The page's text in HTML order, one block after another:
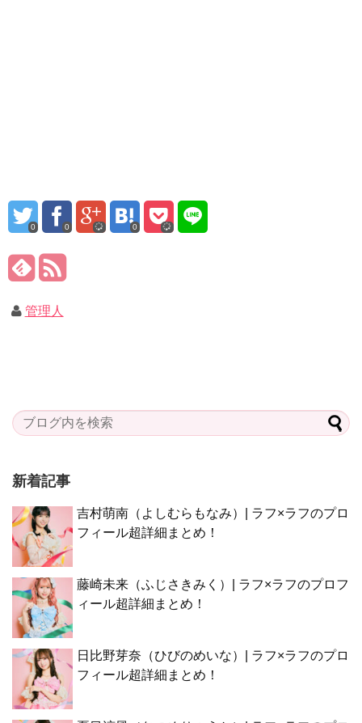
0 0 0
管理人
新着記事
吉村萌南（よしむらもなみ）| ラフ×ラフのプロ
フィール超詳細まとめ！
藤崎未来（ふじさきみく）| ラフ×ラフのプロフ
ィール超詳細まとめ！
日比野芽奈（ひびのめいな）| ラフ×ラフのプロ
フィール超詳細まとめ！